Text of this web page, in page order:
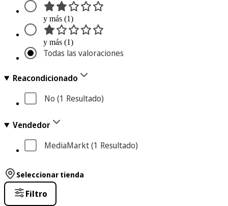
y más (1)
y más (1)
Todas las valoraciones
Reacondicionado
No (1 Resultado)
Vendedor
MediaMarkt (1 Resultado)
Seleccionar tienda
Filtro